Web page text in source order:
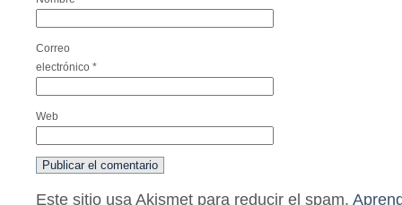
Correo
electrónico *
Web
Este sitio usa Akismet para reducir el spam.